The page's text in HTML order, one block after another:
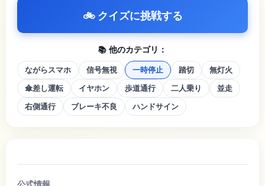
🚲 クイズに挑戦する
📚 他のカテゴリ：
ながらスマホ 信号無視 一時停止 踏切
無灯火
傘差し運転
イヤホン 歩道通行 二人乗り
並走
右側通行
ブレーキ不良 ハンドサイン
公式情報